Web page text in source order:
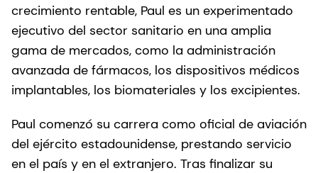
crecimiento rentable, Paul es un experimentado
ejecutivo del sector sanitario en una amplia
gama de mercados, como la administración
avanzada de fármacos, los dispositivos médicos
implantables, los biomateriales y los excipientes.
Paul comenzó su carrera como oficial de aviación
del ejército estadounidense, prestando servicio
en el país y en el extranjero. Tras finalizar su